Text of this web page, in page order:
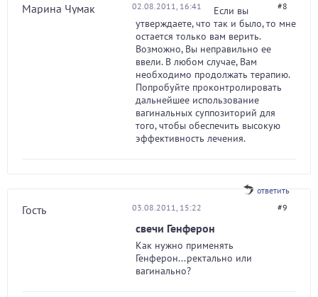
Марина Чумак 02.08.2011, 16:41 #8
Если вы
утверждаете, что так и было, то мне
остается только вам верить.
Возможно, Вы неправильно ее
ввели. В любом случае, Вам
необходимо продолжать терапию.
Попробуйте проконтролировать
дальнейшее использование
вагинальных суппозиторий для
того, чтобы обеспечить высокую
эффективность лечения.
ответить
Гость 03.08.2011, 15:22 #9
свечи Генферон
Как нужно применять
Генферон...ректально или
вагинально?